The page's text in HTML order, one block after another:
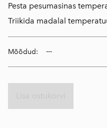
Pesta pesumasinas
Triikida madalal
Mõõdud: